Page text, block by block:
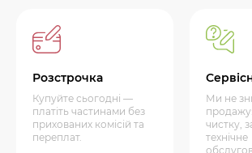
Розстрочка
Купуйте сьогодні —
платіть частинами без
прихованих комісій та
переплат.
Ми не
чистку,
технічне